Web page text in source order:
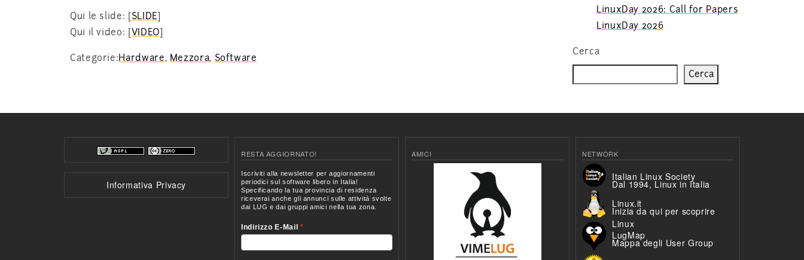
Qui le slide: [SLIDE]
Qui il video: [VIDEO]
Categorie:Hardware, Mezzora, Software
LinuxDay 2026: Call for Papers
LinuxDay 2026
Cerca
Cerca
Informativa Privacy
RESTA AGGIORNATO! AMICI NETWORK
Italian Linux Society
Dal 1994, Linux in Italia
Linux.it
Inizia da qui per scoprire
Linux
LugMap
Mappa degli User Group